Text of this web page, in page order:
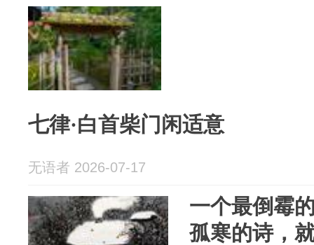
七律·白首柴门闲适意
无语者 2026-07-17
一个最倒霉
孤寒的诗，